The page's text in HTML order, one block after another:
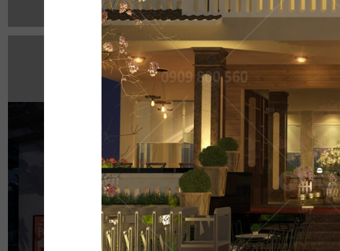
HIGHLANDS COFFEE
Highlands Sunwah do QDC Design & Build thi công sở hữu
không gian hai mặt tiền rộng rãi cùng phong cách thiết kế
hiện đại, sang trọng.